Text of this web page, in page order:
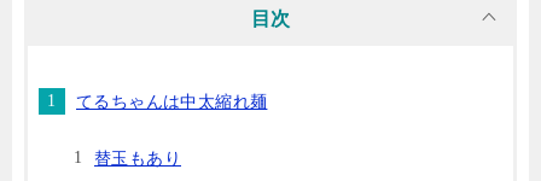
目次
てるちゃんは中太縮れ麺
替玉もあり